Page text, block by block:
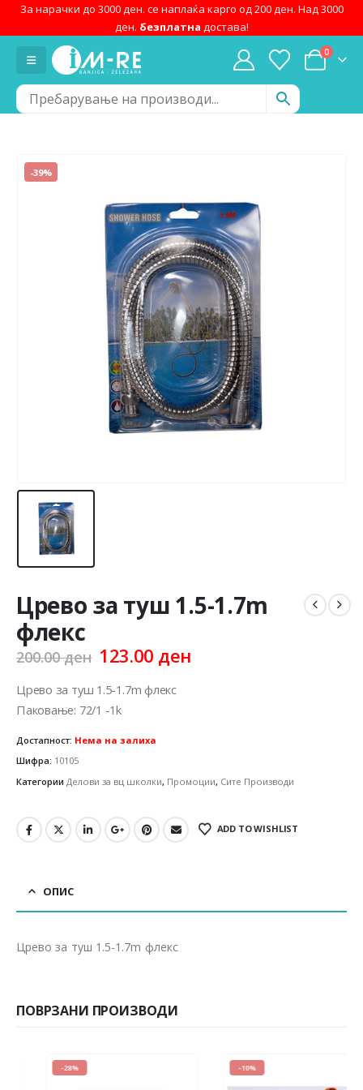
За нарачки до 3000 ден. се наплаќа карго од 200 ден. Над 3000
ден. безплатна достава!
0
-39%
Црево за туш 1.5-1.7m
флекс
200.00ден Original
was:
200.00 ден.
123.00 денCurrent
Црево за туш 1.5-1.7m флекс
Паковање: 72/1 -1k
Достапност: Нема на залиха
Шифра: 10105
Категории Делови за вц школки, Промоции, Сите Производи
ADD TO WISHLIST
ОПИС
Црево за туш 1.5-1.7m флекс
ПОВРЗАНИ ПРОИЗВОДИ